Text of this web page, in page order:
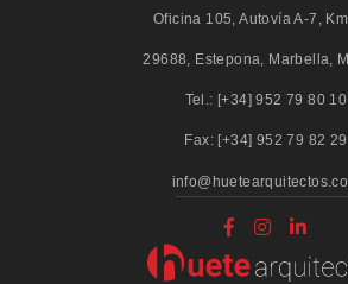
Oficina 105, Autovía A-7,
29688, Estepona, Marbella,
Tel.: [+34] 952 79 80 10
Fax: [+34] 952 79 82 29